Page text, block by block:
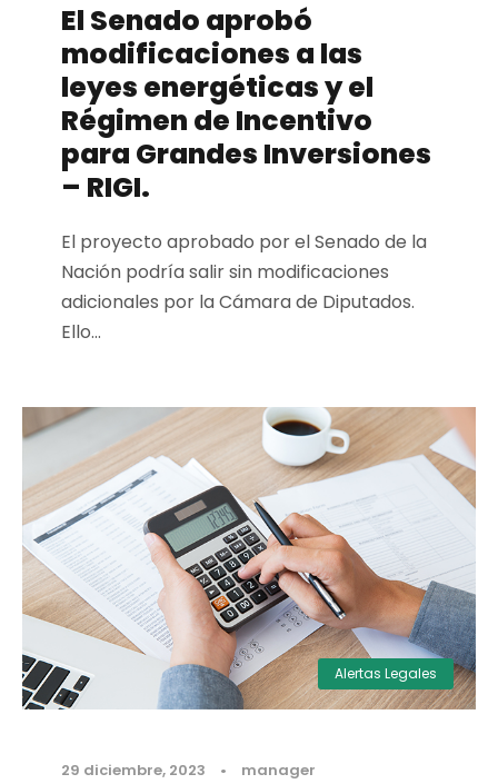
El Senado aprobó
modificaciones a las
leyes energéticas y el
Régimen de Incentivo
para Grandes Inversiones
– RIGI.
El proyecto aprobado por el Senado de la
Nación podría salir sin modificaciones
adicionales por la Cámara de Diputados.
Ello...
Alertas Legales
29 diciembre, 2023 • manager